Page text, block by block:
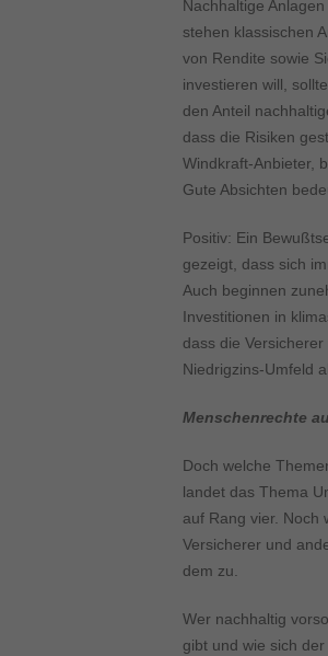
Nachhaltige
stehen klassischen
von Rendite sowie
investieren will,
den Anteil
dass die Risiken
Windkraft-Anbieter,
Gute Absichten
Positiv: Ein
gezeigt, dass sich
Auch beginnen
Investitionen in
dass die
Niedrigzins-Umfeld
Menschenrechte
Doch welche
landet das Thema
auf Rang vier. Noch
Versicherer und
dem zu.
Wer nachhaltig
gibt und wie sich